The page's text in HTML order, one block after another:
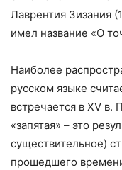
Лаврентия Зизания (
имел название «О
Наиболее
русском языке
встречается в XV
«запятая» – это
существительное)
прошедшего